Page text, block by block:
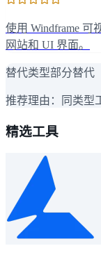
使用 Windframe
网站和 UI 界面。
替代类型部分替代
推荐理由： 同类型
精选工具